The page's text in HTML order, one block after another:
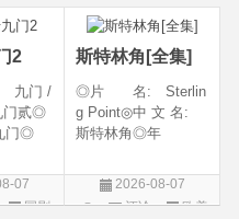
汉
日期
大陆◎类 别:
动作 / 战争 / 犯
片
2
门 /
门贰◎
◎
大陆
情 /
07
国剧
斯特林角[全集]
◎片 名: Sterlin
g Point◎中 文 名:
斯特林角◎年
地: 美国◎类
别: 剧情◎语
2026-08-07
评论
欧美